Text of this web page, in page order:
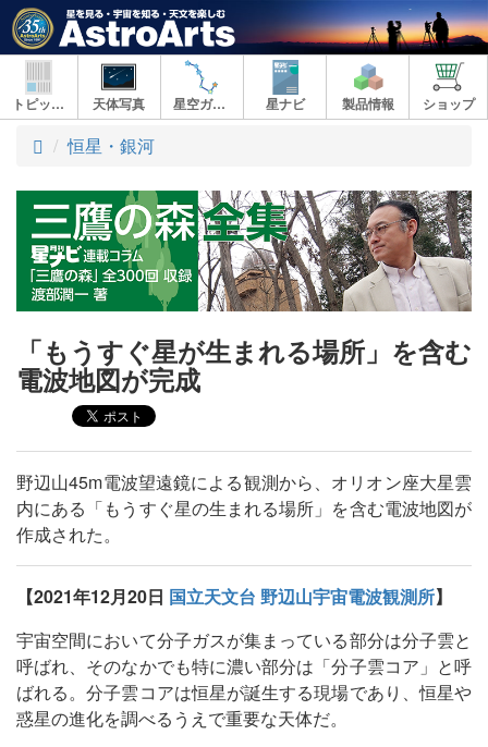
トピックス 天体写真 星空ガイド 星ナビ 製品情報 ショップ
ト
プ
恒星・銀河
「もうすぐ星が生まれる場所」を含む
電波地図が完成
野辺山45m電波望遠鏡による観測から、オリオン座大星雲
内にある「もうすぐ星の生まれる場所」を含む電波地図が
作成された。
【2021年12月20日 国立天文台 野辺山宇宙電波観測所】
宇宙空間において分子ガスが集まっている部分は分子雲と
呼ばれ、そのなかでも特に濃い部分は「分子雲コア」と呼
ばれる。分子雲コアは恒星が誕生する現場であり、恒星や
惑星の進化を調べるうえで重要な天体だ。